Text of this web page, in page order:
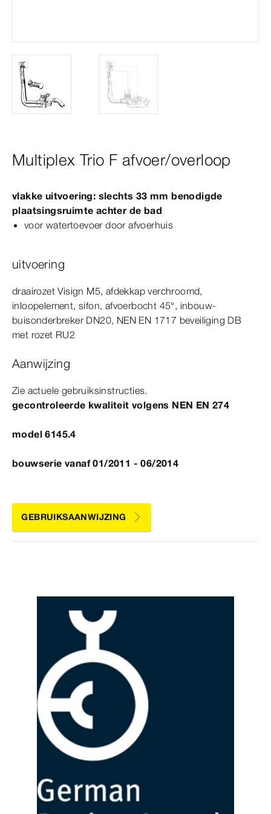
Multiplex Trio F afvoer/overloop
vlakke uitvoering: slechts 33 mm benodigde
plaatsingsruimte achter de bad
voor watertoevoer door afvoerhuis
uitvoering
draairozetVisign M5, afdekkap verchroomd,
inloopelement, sifon, afvoerbocht 45°, inbouw-​
buisonderbreker DN20, NEN EN 1717 beveiliging DB
met rozet RU2
Aanwijzing
Zie actuele gebruiksinstructies.
gecontroleerde kwaliteit volgens NEN EN 274
model 6145.4
bouwserie vanaf 01/2011 - 06/2014
GEBRUIKSAANWIJZING